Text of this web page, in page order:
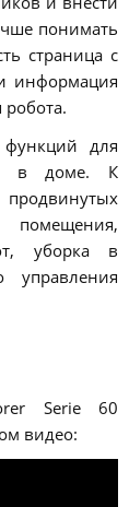
понимать
страница с
информация
для
в доме. К
помещения,
уборка в
управления
Serie 60
видео: